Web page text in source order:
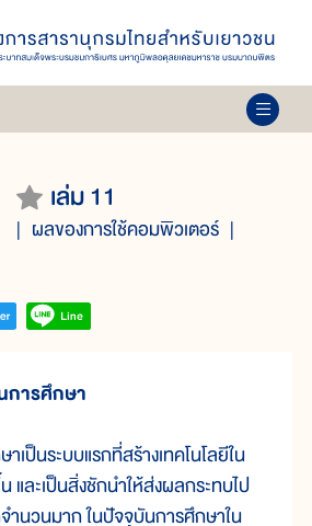
เล่ม 11
ผลของการใช้คอมพิวเตอร์
การศึกษา
นระบบแรกที่สร้างเทคโนโลยีใน
และเป็นสิ่งชักนำให้ส่งผลกระทบไป
ำนวนมาก ในปัจจุบันการศึกษาใน